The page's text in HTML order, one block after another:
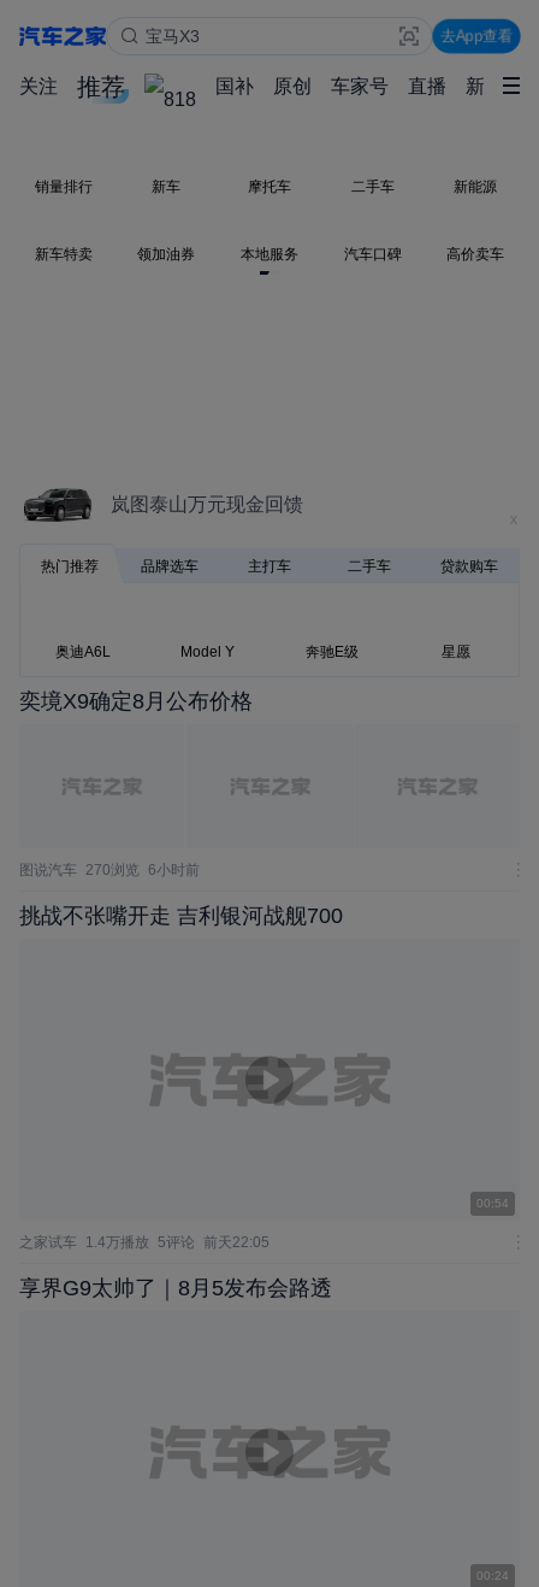
宝马X3
Model Y
去App查看
关注 推荐 国补 原创 车家号 直播 新能源
销量排行 新车 摩托车 二手车 新能源
新车特卖 领加油券 本地服务 汽车口碑 高价卖车
岚图泰山万元现金回馈
x
热门推荐 品牌选车 主打车 二手车 贷款购车
奥迪A6L Model Y 奔驰E级 星愿
奕境X9确定8月公布价格
图说汽车 270浏览 6小时前
挑战不张嘴开走 吉利银河战舰700
00:54
之家试车 1.4万播放 5评论 前天22:05
享界G9太帅了｜8月5发布会路透
00:24